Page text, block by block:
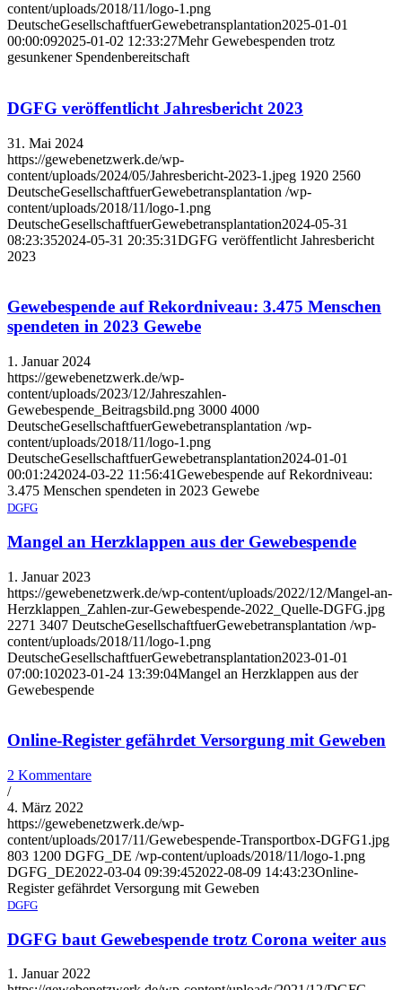
content/uploads/2018/11/logo-1.png
DeutscheGesellschaftfuerGewebetransplantation2025-01-01
00:00:092025-01-02 12:33:27Mehr Gewebespenden trotz
gesunkener Spendenbereitschaft
DGFG veröffentlicht Jahresbericht 2023
31. Mai 2024
https://gewebenetzwerk.de/wp-
content/uploads/2024/05/Jahresbericht-2023-1.jpeg 1920 2560
DeutscheGesellschaftfuerGewebetransplantation /wp-
content/uploads/2018/11/logo-1.png
DeutscheGesellschaftfuerGewebetransplantation2024-05-31
08:23:352024-05-31 20:35:31DGFG veröffentlicht Jahresbericht
2023
Gewebespende auf Rekordniveau: 3.475 Menschen
spendeten in 2023 Gewebe
1. Januar 2024
https://gewebenetzwerk.de/wp-
content/uploads/2023/12/Jahreszahlen-
Gewebespende_Beitragsbild.png 3000 4000
DeutscheGesellschaftfuerGewebetransplantation /wp-
content/uploads/2018/11/logo-1.png
DeutscheGesellschaftfuerGewebetransplantation2024-01-01
00:01:242024-03-22 11:56:41Gewebespende auf Rekordniveau:
3.475 Menschen spendeten in 2023 Gewebe
DGFG
Mangel an Herzklappen aus der Gewebespende
1. Januar 2023
https://gewebenetzwerk.de/wp-content/uploads/2022/12/Mangel-an-
Herzklappen_Zahlen-zur-Gewebespende-2022_Quelle-DGFG.jpg
2271 3407 DeutscheGesellschaftfuerGewebetransplantation /wp-
content/uploads/2018/11/logo-1.png
DeutscheGesellschaftfuerGewebetransplantation2023-01-01
07:00:102023-01-24 13:39:04Mangel an Herzklappen aus der
Gewebespende
Online-Register gefährdet Versorgung mit Geweben
2 Kommentare
/
4. März 2022
https://gewebenetzwerk.de/wp-
content/uploads/2017/11/Gewebespende-Transportbox-DGFG1.jpg
803 1200 DGFG_DE /wp-content/uploads/2018/11/logo-1.png
DGFG_DE2022-03-04 09:39:452022-08-09 14:43:23Online-
Register gefährdet Versorgung mit Geweben
DGFG
DGFG baut Gewebespende trotz Corona weiter aus
1. Januar 2022